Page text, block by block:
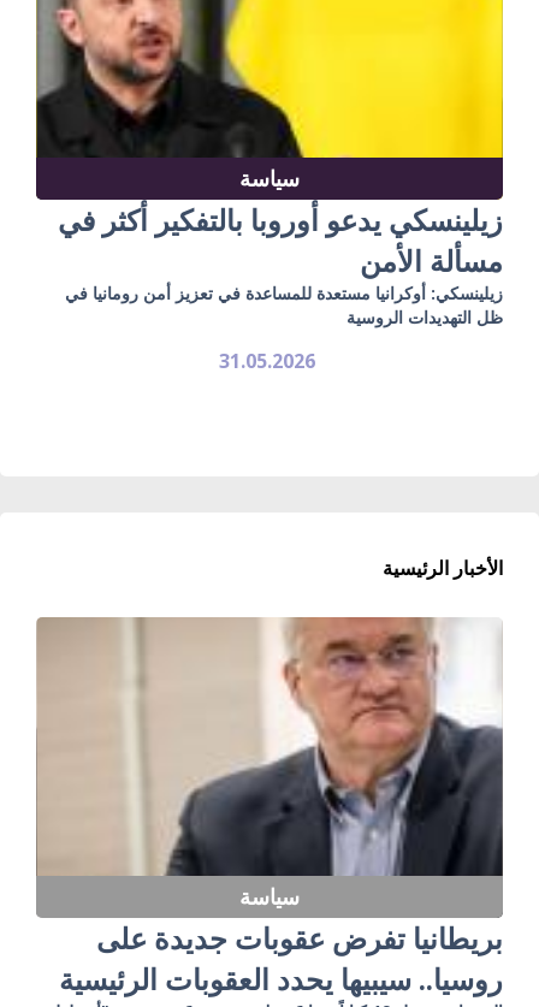
سياسة
زيلينسكي يدعو أوروبا بالتفكير أكثر في
مسألة الأمن
زيلينسكي: أوكرانيا مستعدة للمساعدة في تعزيز أمن رومانيا في
ظل التهديدات الروسية
31.05.2026
الأخبار الرئيسية
سياسة
بريطانيا تفرض عقوبات جديدة على
روسيا.. سيبيها يحدد العقوبات الرئيسية